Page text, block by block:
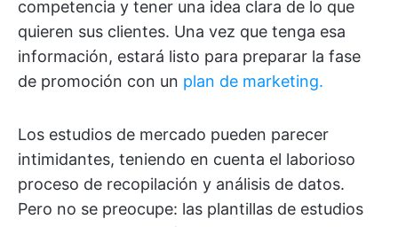
competencia y tener una idea clara de lo que
quieren sus clientes. Una vez que tenga esa
información, estará listo para preparar la fase
de promoción con un plan de marketing.
Los estudios de mercado pueden parecer
intimidantes, teniendo en cuenta el laborioso
proceso de recopilación y análisis de datos.
Pero no se preocupe: las plantillas de estudios